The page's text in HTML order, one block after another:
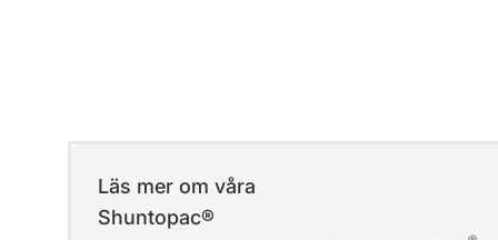
Läs mer om våra
Shuntopac®